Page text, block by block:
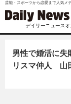
芸能・スポーツから恋愛まで人気メ
デイリーニュースオ
男性で婚活に失
リスマ仲人 山